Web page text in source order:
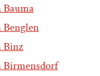
Bauma
Benglen
Binz
Birmensdorf